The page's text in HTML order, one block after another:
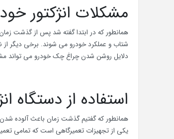
مشکلات انژکتور
همانطور که در ابتدا گفته شد پس از گذشت
شتاب و عملکرد خودرو می شوند. برخی دیگر
دلایل روشن شدن چراغ چک خودرو می تواند
استفاده از دستگاه
همانطور که گفتیم گذشت زمان باعث آلوده شدن
یکی از تجهیزات تعمیرگاهی است که تمامی